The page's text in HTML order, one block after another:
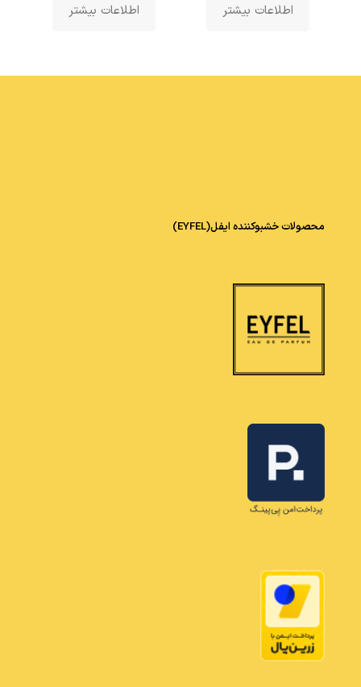
اطلاعات بیشتر اطلاعات بیشتر
محصولات خشبوکننده ایفل(EYFEL)